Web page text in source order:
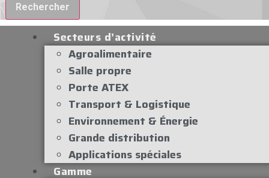
Rechercher
Secteurs d’activité
Agroalimentaire
Salle propre
Porte ATEX
Transport & Logistique
Environnement & Énergie
Grande distribution
Applications spéciales
Gamme